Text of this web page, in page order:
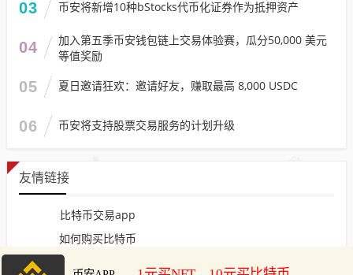
03 币安将新增10种bStocks代币化证券作为抵押资产
04
加入第五季币安钱包链上交易体验赛，瓜分50,000 美元
等值奖励
05 夏日邀请狂欢：邀请好友，赚取最高 8,000 USDC
06 币安将支持股票交易服务的计划升级
友情链接
比特币交易app
如何购买比特币
怎么购买比特币